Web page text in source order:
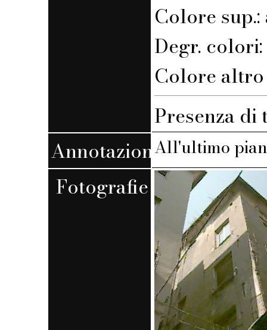
Colore sup.:
Degr. colori:
Colore altro
Presenza
AnnotazioniAll'ultimo
Fotografie